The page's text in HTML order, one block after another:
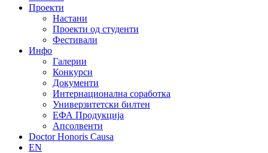
Проекти
Настани
Проекти од студенти
Фестивали
Инфо
Галерии
Конкурси
Документи
Интернационална соработка
Универзитетски билтен
ЕФА Продукција
Апсолвенти
Doctor Honoris Causa
EN